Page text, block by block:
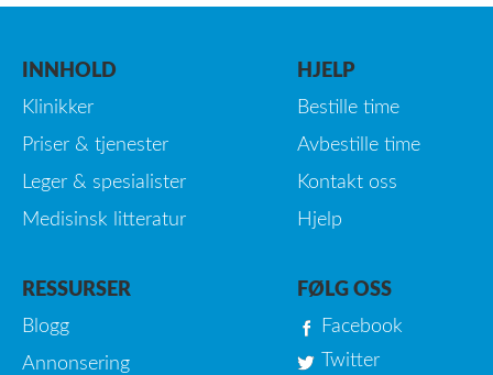
INNHOLD
Klinikker
Priser & tjenester
Leger & spesialister
Medisinsk litteratur
HJELP
Bestille time
Avbestille time
Kontakt oss
Hjelp
RESSURSER
Blogg
Annonsering
FØLG OSS
Facebook
Twitter